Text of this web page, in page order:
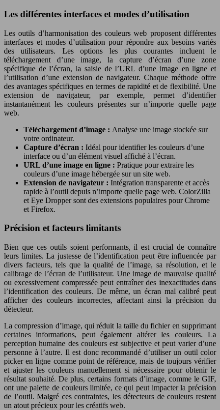
Les différentes interfaces et modes d’utilisation
Les outils d’harmonisation des couleurs web proposent différentes
interfaces et modes d’utilisation pour répondre aux besoins variés
des utilisateurs. Les options les plus courantes incluent le
téléchargement d’une image, la capture d’écran d’une zone
spécifique de l’écran, la saisie de l’URL d’une image en ligne et
l’utilisation d’une extension de navigateur. Chaque méthode offre
des avantages spécifiques en termes de rapidité et de flexibilité. Une
extension de navigateur, par exemple, permet d’identifier
instantanément les couleurs présentes sur n’importe quelle page
web.
Téléchargement d’image : Analyse une image stockée sur
votre ordinateur.
Capture d’écran : Idéal pour identifier les couleurs d’une
interface ou d’un élément visuel affiché à l’écran.
URL d’une image en ligne : Pratique pour extraire les
couleurs d’une image hébergée sur un site web.
Extension de navigateur : Intégration transparente et accès
rapide à l’outil depuis n’importe quelle page web. ColorZilla
et Eye Dropper sont des extensions populaires pour Chrome
et Firefox.
Précision et facteurs limitants
Bien que ces outils soient performants, il est crucial de connaître
leurs limites. La justesse de l’identification peut être influencée par
divers facteurs, tels que la qualité de l’image, sa résolution, et le
calibrage de l’écran de l’utilisateur. Une image de mauvaise qualité
ou excessivement compressée peut entraîner des inexactitudes dans
l’identification des couleurs. De même, un écran mal calibré peut
afficher des couleurs incorrectes, affectant ainsi la précision du
détecteur.
La compression d’image, qui réduit la taille du fichier en supprimant
certaines informations, peut également altérer les couleurs. La
perception humaine des couleurs est subjective et peut varier d’une
personne à l’autre. Il est donc recommandé d’utiliser un outil color
picker en ligne comme point de référence, mais de toujours vérifier
et ajuster les couleurs manuellement si nécessaire pour obtenir le
résultat souhaité. De plus, certains formats d’image, comme le GIF,
ont une palette de couleurs limitée, ce qui peut impacter la précision
de l’outil. Malgré ces contraintes, les détecteurs de couleurs restent
un atout précieux pour les créatifs web.